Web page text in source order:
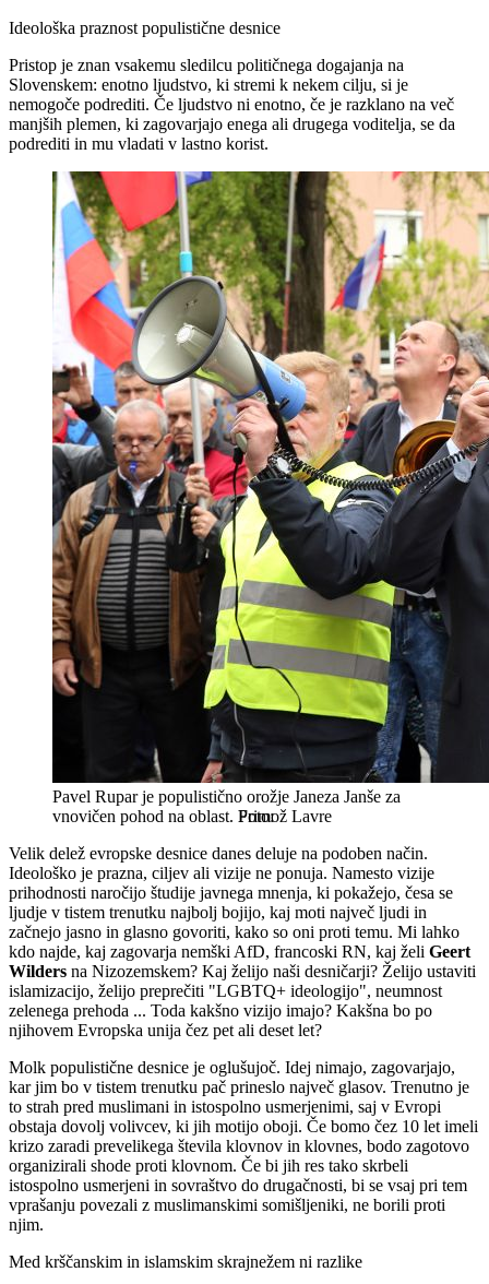
Ideološka praznost populistične desnice
Pristop je znan vsakemu sledilcu političnega dogajanja na
Slovenskem: enotno ljudstvo, ki stremi k nekem cilju, si je
nemogoče podrediti. Če ljudstvo ni enotno, če je razklano na več
manjših plemen, ki zagovarjajo enega ali drugega voditelja, se da
podrediti in mu vladati v lastno korist.
Pavel Rupar je populistično orožje Janeza Janše za
vnovičen pohod na oblast. Primož Lavre
Velik delež evropske desnice danes deluje na podoben način.
Ideološko je prazna, ciljev ali vizije ne ponuja. Namesto vizije
prihodnosti naročijo študije javnega mnenja, ki pokažejo, česa se
ljudje v tistem trenutku najbolj bojijo, kaj moti največ ljudi in
začnejo jasno in glasno govoriti, kako so oni proti temu. Mi lahko
kdo najde, kaj zagovarja nemški AfD, francoski RN, kaj želi Geert
Wilders na Nizozemskem? Kaj želijo naši desničarji? Želijo ustaviti
islamizacijo, želijo preprečiti "LGBTQ+ ideologijo", neumnost
zelenega prehoda ... Toda kakšno vizijo imajo? Kakšna bo po
njihovem Evropska unija čez pet ali deset let?
Molk populistične desnice je oglušujoč. Idej nimajo, zagovarjajo,
kar jim bo v tistem trenutku pač prineslo največ glasov. Trenutno je
to strah pred muslimani in istospolno usmerjenimi, saj v Evropi
obstaja dovolj volivcev, ki jih motijo oboji. Če bomo čez 10 let imeli
krizo zaradi prevelikega števila klovnov in klovnes, bodo zagotovo
organizirali shode proti klovnom. Če bi jih res tako skrbeli
istospolno usmerjeni in sovraštvo do drugačnosti, bi se vsaj pri tem
vprašanju povezali z muslimanskimi somišljeniki, ne borili proti
njim.
Med krščanskim in islamskim skrajnežem ni razlike